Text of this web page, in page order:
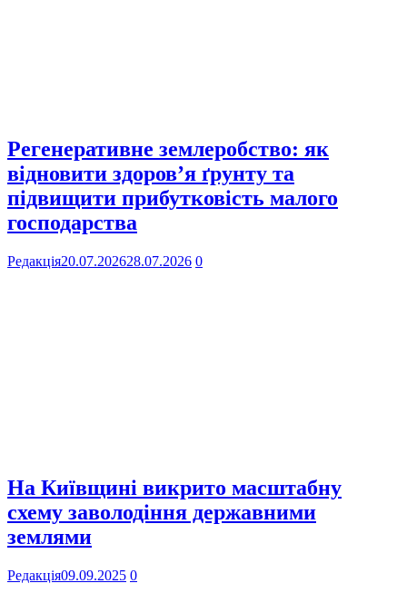
Регенеративне землеробство: як
відновити здоров’я ґрунту та
підвищити прибутковість малого
господарства
Редакція20.07.202628.07.2026 0
На Київщині викрито масштабну
схему заволодіння державними
землями
Редакція09.09.2025 0